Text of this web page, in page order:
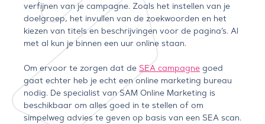
verfijnen van je campagne. Zoals het instellen van je
doelgroep, het invullen van de zoekwoorden en het
kiezen van titels en beschrijvingen voor de pagina’s. Al
met al kun je binnen een uur online staan.
Om ervoor te zorgen dat de SEA campagne goed
gaat echter heb je echt een online marketing bureau
nodig. De specialist van SAM Online Marketing is
beschikbaar om alles goed in te stellen of om
simpelweg advies te geven op basis van een SEA scan.